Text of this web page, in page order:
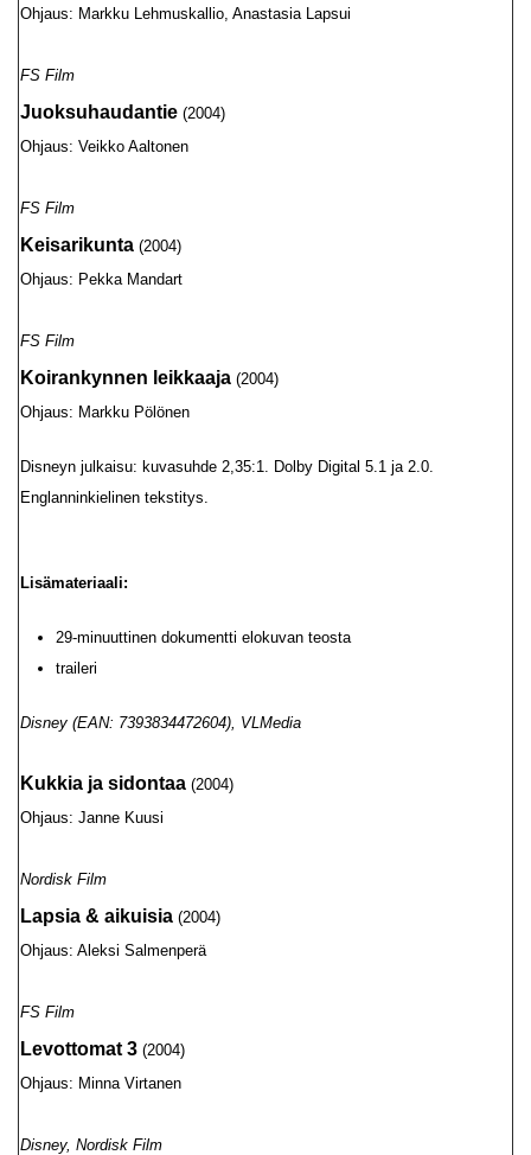
Ohjaus: Markku Lehmuskallio, Anastasia Lapsui
FS Film
Juoksuhaudantie (2004)
Ohjaus: Veikko Aaltonen
FS Film
Keisarikunta (2004)
Ohjaus: Pekka Mandart
FS Film
Koirankynnen leikkaaja (2004)
Ohjaus: Markku Pölönen
Disneyn julkaisu: kuvasuhde 2,35:1. Dolby Digital 5.1 ja 2.0.
Englanninkielinen tekstitys.
Lisämateriaali:
29-minuuttinen dokumentti elokuvan teosta
traileri
Disney (EAN: 7393834472604), VLMedia
Kukkia ja sidontaa (2004)
Ohjaus: Janne Kuusi
Nordisk Film
Lapsia & aikuisia (2004)
Ohjaus: Aleksi Salmenperä
FS Film
Levottomat 3 (2004)
Ohjaus: Minna Virtanen
Disney, Nordisk Film